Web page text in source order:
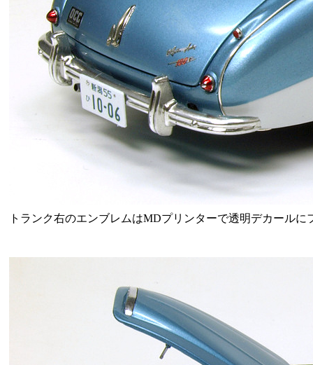
トランク右のエンブレムはMDプリンターで透明デカール